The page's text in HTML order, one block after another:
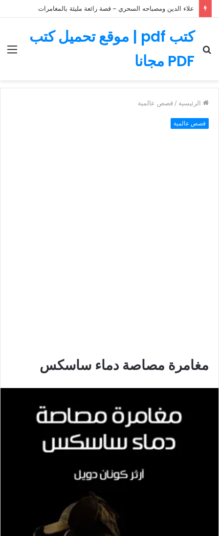
علاء الدين ومصباحه السحري – قصة رائعة مليئة بالمغامرات
كتب pdf | موقع تحميل كتب
PDF مجاناعن
الرئيسية / قصص عالمية
قصص عالمية
مغامرة مصاصة دماء ساسكس